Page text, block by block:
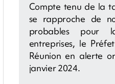
Compte tenu de la
se rapproche de
probables pour
entreprises, le
Réunion en alerte
janvier 2024.